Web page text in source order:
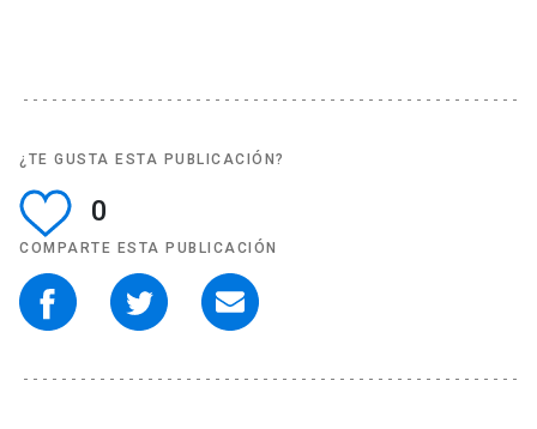
¿TE GUSTA ESTA PUBLICACIÓN?
0
COMPARTE ESTA PUBLICACIÓN